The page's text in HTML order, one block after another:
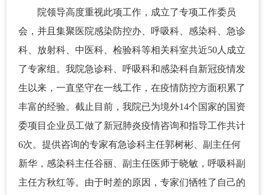
院领导高度重视此项工作，成立了专项工作委员
会，并且集聚医院感染防控办、呼吸科、感染科、急诊
科、放射科、中医科、检验科等相关科室共近50人成立
了专家组。我院急诊科、呼吸科和感染科自新冠疫情发
生以来，一直坚守在一线工作，在疫情防控方面积累了
丰富的经验。截止目前，我院已为境外14个国家的国资
委项目企业员工做了新冠肺炎疫情咨询和指导工作共计
6次。提供咨询的专家有急诊科主任郭树彬、副主任何
新华，感染科主任谷丽、副主任医师于晓敏，呼吸科副
主任方秋红等。由于时差的原因，专家们牺牲了自己的